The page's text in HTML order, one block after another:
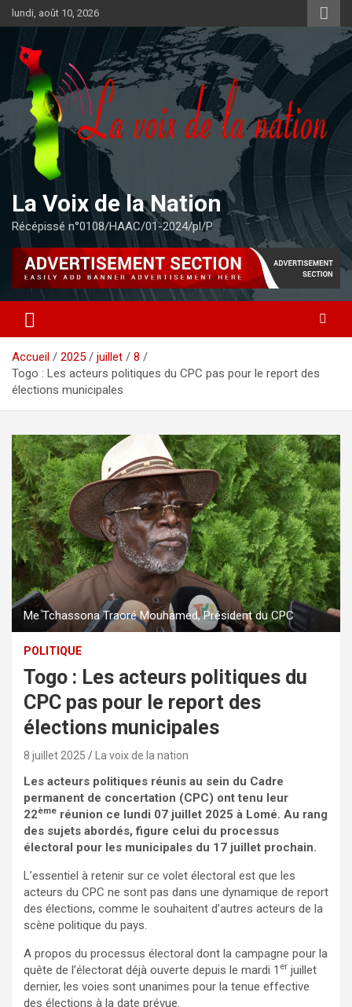
Aller
au
contenu
lundi, août 10, 2026
La Voix de la Nation
Récépissé n°0108/HAAC/01-2024/pl/P
Accueil 2025 juillet
8
Togo : Les acteurs politiques du CPC pas pour le report des
élections municipales
Me Tchassona Traoré Mouhamed, Président du CPC
POLITIQUE
Togo : Les acteurs politiques du
CPC pas pour le report des
élections municipales
8 juillet 2025 La voix de la nation
Les acteurs politiques réunis au sein du Cadre
permanent de concertation (CPC) ont tenu leur
22ème réunion ce lundi 07 juillet 2025 à Lomé. Au rang
des sujets abordés, figure celui du processus
électoral pour les municipales du 17 juillet prochain.
L’essentiel à retenir sur ce volet électoral est que les
acteurs du CPC ne sont pas dans une dynamique de report
des élections, comme le souhaitent d’autres acteurs de la
scène politique du pays.
A propos du processus électoral dont la campagne pour la
quête de l’électorat déjà ouverte depuis le mardi 1 er juillet
dernier, les voies sont unanimes pour la tenue effective
des élections à la date prévue.